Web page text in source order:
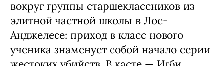
вокруг группы старшеклассников из
элитной частной школы в Лос-
Анджелесе: приход в класс нового
ученика знаменует собой начало серии